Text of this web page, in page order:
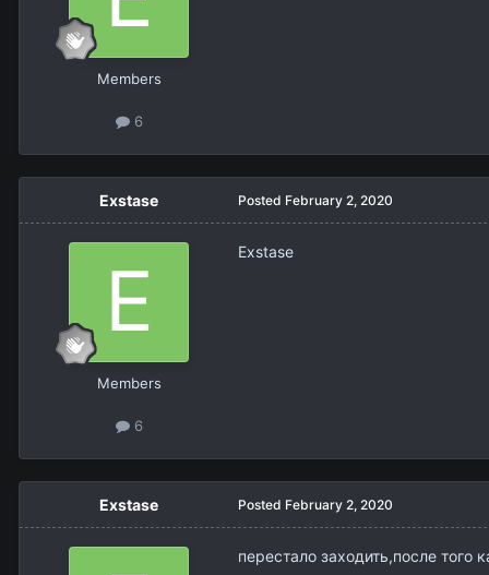
Members
6
Exstase
Members
6
Posted February 2, 2020
Exstase
Exstase Posted February 2, 2020
перестало заходить,после того